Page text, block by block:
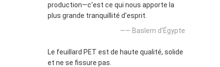
production—c'est ce qui nous apporte la
plus grande tranquillité d'esprit.
—— Baslem d'Égypte
Le feuillard PET est de haute qualité, solide
et ne se fissure pas.